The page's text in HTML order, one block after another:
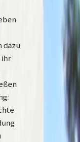
dazu
ihr